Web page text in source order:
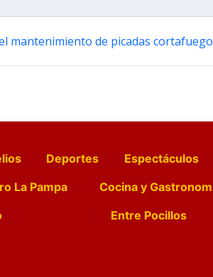
mantenimiento de picadas
Deportes Espectáculos
La Pampa Cocina y
Entre Pocillos